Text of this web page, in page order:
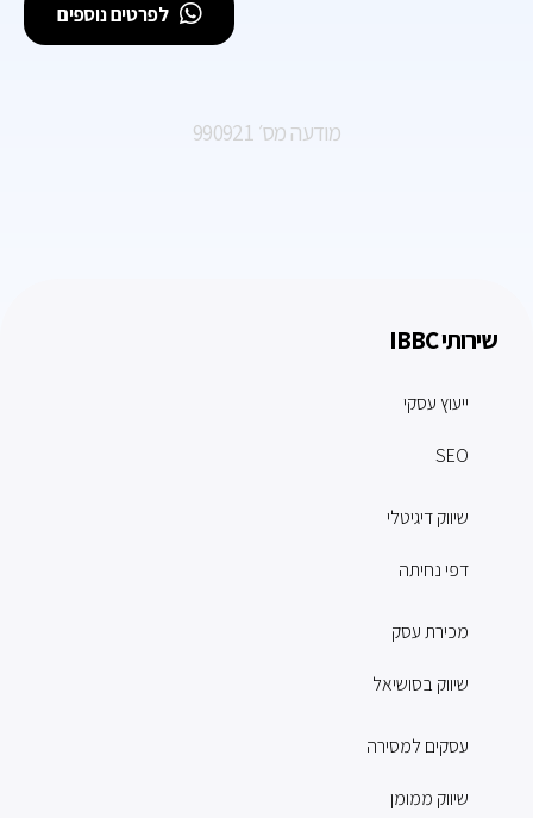
לפרטים נוספים
מודעה מס׳ 990921
שירותי IBBC
ייעוץ עסקי
SEO
שיווק דיגיטלי
דפי נחיתה
מכירת עסק
שיווק בסושיאל
עסקים למסירה
שיווק ממומן